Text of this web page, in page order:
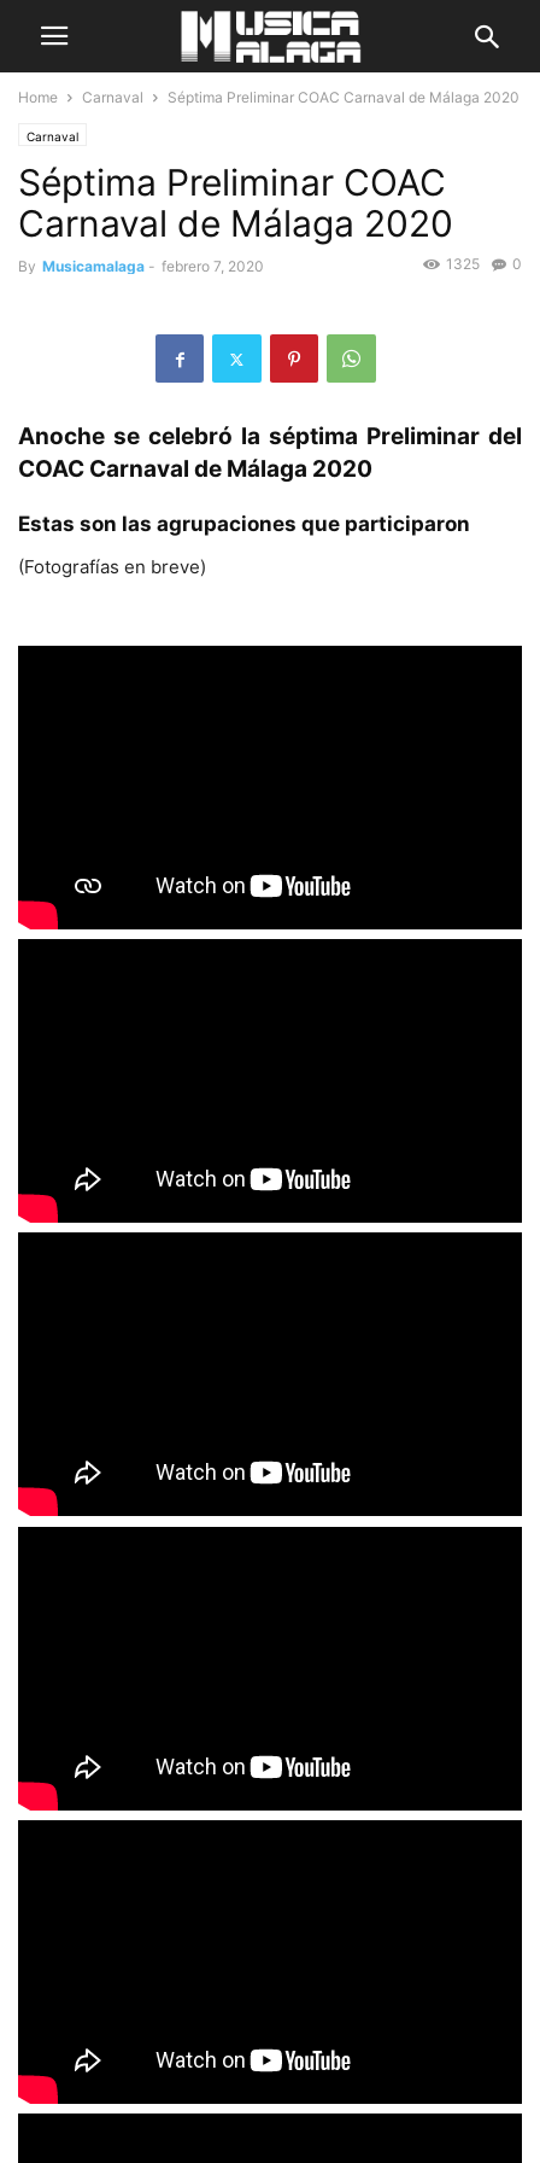
Home Carnaval Séptima Preliminar COAC Carnaval de Málaga 2020
Carnaval
Séptima Preliminar COAC
Carnaval de Málaga 2020
By Musicamalaga - febrero 7, 2020 0
1325
Anoche se celebró la séptima Preliminar del
COAC Carnaval de Málaga 2020
Estas son las agrupaciones que participaron
(Fotografías en breve)